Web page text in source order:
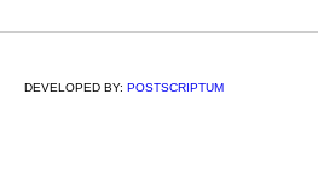
DEVELOPED BY: POSTSCRIPTUM